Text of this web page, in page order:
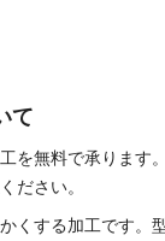
て
を無料で承ります
ださい。
くする加工です。